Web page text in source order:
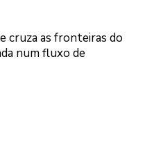
cruza as fronteiras do
num fluxo de